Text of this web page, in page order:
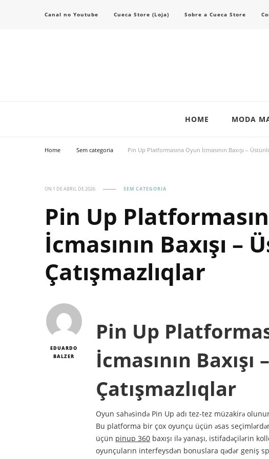
Canal no Youtube Cueca Store (Loja) Sobre a Cueca Store
HOME MODA
Home Sem categoria Pin Up Platformasına Oyun İcmasının Baxışı –
ON 1 DE ABRIL DE 2026 SEM CATEGORIA
Pin Up
İcmasının Baxışı –
Çatışmazlıqlar
EDUARDO
BALZER
Pin Up
İcmasının
Çatışmazlıqlar
Oyun sahəsində Pin Up adı tez-tez müzakirə
Bu platforma bir çox oyunçu üçün əsas
üçün pinup 360 baxışı ilə yanaşı, istifadəçilərin
oyunçuların interfeysdən bonuslara qədər geniş